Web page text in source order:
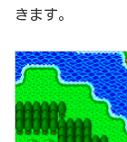
きます。